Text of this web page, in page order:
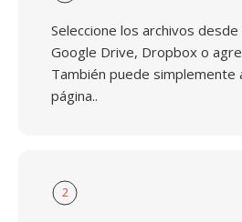
Seleccione los archivos
Google Drive, Dropbox o
También puede
página..
2